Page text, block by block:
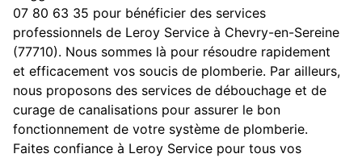
07 80 63 35 pour bénéficier des services
professionnels de Leroy Service à Chevry-en-Sereine
(77710). Nous sommes là pour résoudre rapidement
et efficacement vos soucis de plomberie. Par ailleurs,
nous proposons des services de débouchage et de
curage de canalisations pour assurer le bon
fonctionnement de votre système de plomberie.
Faites confiance à Leroy Service pour tous vos